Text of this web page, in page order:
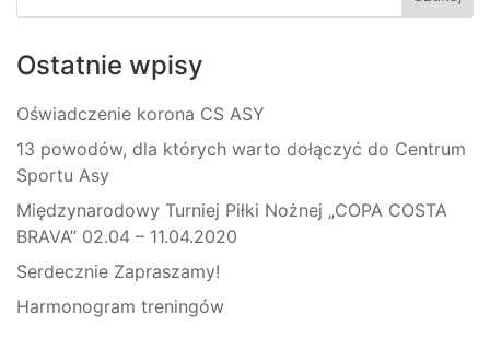
Ostatnie wpisy
Oświadczenie korona CS ASY
13 powodów, dla których warto dołączyć do Centrum
Sportu Asy
Międzynarodowy Turniej Piłki Nożnej „COPA COSTA
BRAVA” 02.04 – 11.04.2020
Serdecznie Zapraszamy!
Harmonogram treningów